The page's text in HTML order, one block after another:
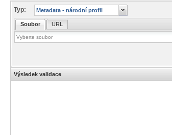
Typ:
Soubor URL
Výsledek validace